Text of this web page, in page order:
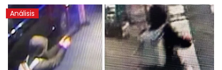
Análisis